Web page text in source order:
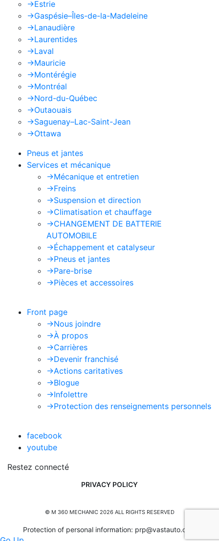
->Estrie
->Gaspésie–Îles-de-la-Madeleine
->Lanaudière
->Laurentides
->Laval
->Mauricie
->Montérégie
->Montréal
->Nord-du-Québec
->Outaouais
->Saguenay–Lac-Saint-Jean
->Ottawa
Pneus et jantes
Services et mécanique
->Mécanique et entretien
->Freins
->Suspension et direction
->Climatisation et chauffage
->CHANGEMENT DE BATTERIE
AUTOMOBILE
->Échappement et catalyseur
->Pneus et jantes
->Pare-brise
->Pièces et accessoires
Front page
->Nous joindre
->À propos
->Carrières
->Devenir franchisé
->Actions caritatives
->Blogue
->Infolettre
->Protection des renseignements personnels
facebook
youtube
Restez connecté
PRIVACY POLICY
© M 360 MECHANIC 2026 ALL RIGHTS RESERVED
Protection of personal information: prp@vastauto.com